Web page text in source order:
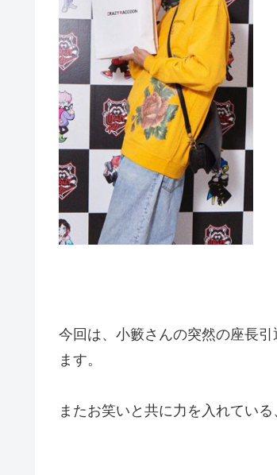
今回は、小籔さんの突然の座長
ます。
またお笑いと共に力を入れてい